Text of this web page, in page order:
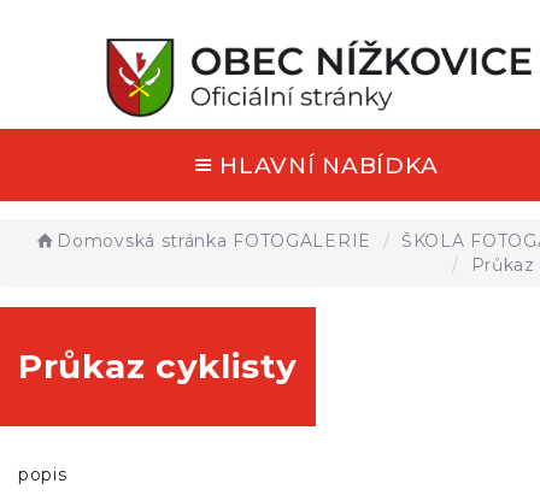
HLAVNÍ NABÍDKA
Domovská stránka FOTOGALERIE
ŠKOLA
Průkaz cyklisty
popis